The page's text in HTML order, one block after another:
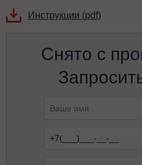
Инструкции (pdf)
Снято с